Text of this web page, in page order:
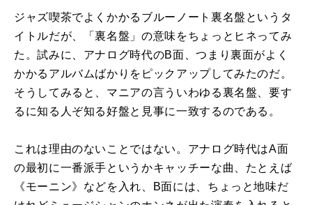
ジャズ喫茶でよくかかるブルーノート裏名盤というタ
イトルだが、「裏名盤」の意味をちょっとヒネってみ
た。試みに、アナログ時代のB面、つまり裏面がよく
かかるアルバムばかりをピックアップしてみたのだ。
そうしてみると、マニアの言ういわゆる裏名盤、要す
るに知る人ぞ知る好盤と見事に一致するのである。
これは理由のないことではない。アナログ時代はA面
の最初に一番派手というかキャッチーな曲、たとえば
《モーニン》などを入れ、
B面には、ちょっと地味だ